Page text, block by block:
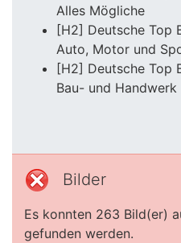
Alles Mögliche
[H2] Deutsche Top
Auto, Motor und
[H2] Deutsche Top
Bau- und Handwerk
Bilder
Es konnten 263 Bild(er)
gefunden werden.